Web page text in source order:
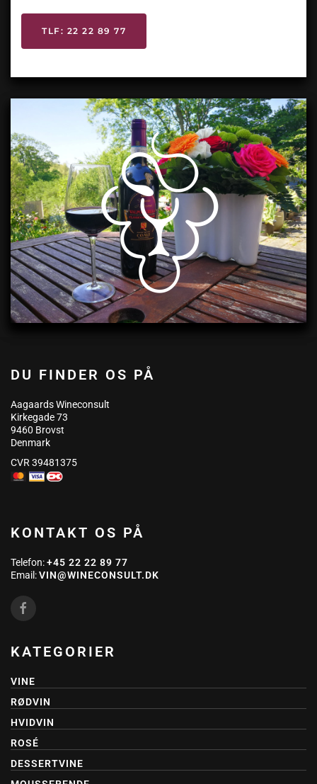
TLF: 22 22 89 77
DU FINDER OS PÅ
Aagaards Wineconsult
Kirkegade 73
9460 Brovst
Denmark
CVR 39481375
KONTAKT OS PÅ
Telefon:+45 22 22 89 77
Email:VIN@WINECONSULT.DK
KATEGORIER
VINE
RØDVIN
HVIDVIN
ROSÉ
DESSERTVINE